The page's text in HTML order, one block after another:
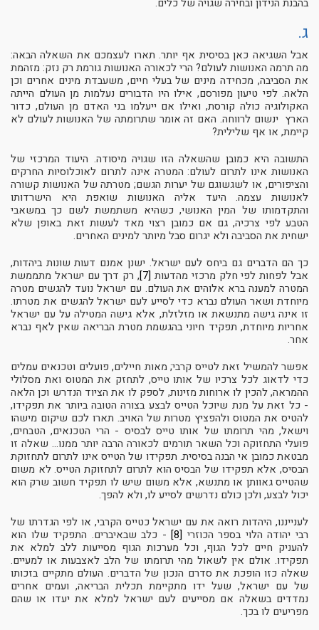
בהבנת הנידון ובחירה שגויה של כלים.
ג.
אבל השגיאה כאן בסיסית אף יותר. תארו לעצמכם את השאלה הבאה:
מה תרמה האנושות לעולם? הרי לכאורה האנושות גורמת רק נזק: מזהמת
את הסביבה, מכחידה מינים של בעלי חיים, משעבדת מינים אחרים וכן
הלאה. לפי טיעון מפורסם, אילו היו הדבורים נעלמות מן העולם הייתה
האקולוגיה כולה קורסת, ואילו אם ייעלמו בני האדם מן העולם, כדור
הארץ ינשום לרווחה. האם זה אומר שתרומתה של האנושות לעולם לא
קיימת, או אף שלילית?
התשובה היא כמובן שהשאלה הזו שגויה מיסודה. היעוד המרכזי של
האנושות אינו לתרום לעולם: המטרה אינה לתרום לאוכלוסיות החרקים
והציפורים, או לשגשוגם של יערות הגשם; מטרתה של האנושות קשורה
לאנושות עצמה. היעד אליה האנושות שואפת היא הישרדותו
והתקדמותו של המין האנושי, כשהיא משתמשת לשם כך במשאבי
הטבע לפי צרכיה, גם אם כמובן רצוי מאד לעשות זאת באופן שלא
ישחית את הסביבה ולא יגרום סבל מיותר למינים האחרים.
כך הם הדברים גם ביחס לעם ישראל. ישנן אמנם דעות שונות ביהדות,
אבל לפחות לפי חלק מרכזי מהדעות [7] , רק דרך עם ישראל מתממשת
המטרה למענה ברא אלוהים את העולם. עם ישראל נועד להגשים מטרה
מיוחדת ושאר העולם נברא כדי לסייע לעם ישראל להגשים את מטרתו.
זו אינה גישה מתנשאת או מזלזלת, אלא גישה המטילה על עם ישראל
אחריות מיוחדת, תפקיד חיוני בהגשמת מטרת הבריאה שאין לאף נברא
אחר.
אפשר להמשיל זאת לטייס קרבי; מאות חיילים, פועלים וטכנאים עמלים
כדי לדאוג לכל צרכיו של אותו טייס, לתחזק את המטוס ואת מסלולי
ההמראה, להכין לו ארוחות מזינות, לספק לו את הציוד הנדרש וכן הלאה
- כל זאת על מנת שיוכל הטייס לבצע בצורה הטובה ביותר את תפקידו,
להטיס את המטוס ולהפציץ מטרות של האויב. תארו לכם שיקום מישהו
וישאל, מהי תרומתו של אותו טייס לבסיס - הרי הטכנאים, הטבחים,
פועלי התחזוקה וכל השאר תורמים לכאורה הרבה יותר ממנו... שאלה זו
מבטאת כמובן אי הבנה בסיסית. תפקידו של הטייס אינו לתרום לתחזוקת
הבסיס, אלא תפקידו של הבסיס הוא לתרום לתחזוקת הטייס. לא משום
שהטייס גאוותן או מתנשא, אלא משום שיש לו תפקיד חשוב שרק הוא
יכול לבצע, ולכן כולם נדרשים לסייע לו, ולא להפך.
לענייננו, היהדות רואה את עם ישראל כטייס הקרבי, או לפי הגדרתו של
רבי יהודה הלוי בספר הכוזרי [8] - כלב שבאיברים. התפקיד שלו הוא
להעניק חיים לכל הגוף, וכל מערכות הגוף מסייעות ללב למלא את
תפקידו. אולם אין לשאול מהי תרומתו של הלב לאצבעות או למעיים.
שאלה כזו הופכת את סדרם הנכון של הדברים. העולם מתקיים בזכותו
של עם ישראל, שעל ידו מתקיימת תכלית הבריאה, ועמים אחרים
נמדדים בשאלה אם מסייעים לעם ישראל למלא את יעדו או שהם
מפריעים לו בכך.